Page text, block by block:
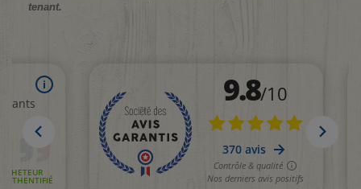
tenant.